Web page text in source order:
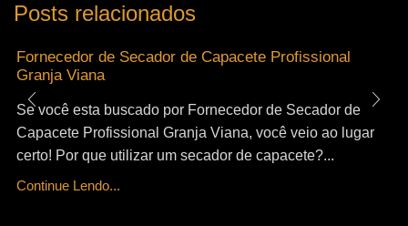
Posts relacionados
Fornecedor de Secador de Capacete Profissional
Granja Viana
Se você esta buscado por Fornecedor de Secador de
Capacete Profissional Granja Viana, você veio ao lugar
certo! Por que utilizar um secador de capacete?...
Continue Lendo...